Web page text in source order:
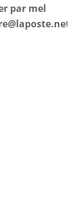
par mel